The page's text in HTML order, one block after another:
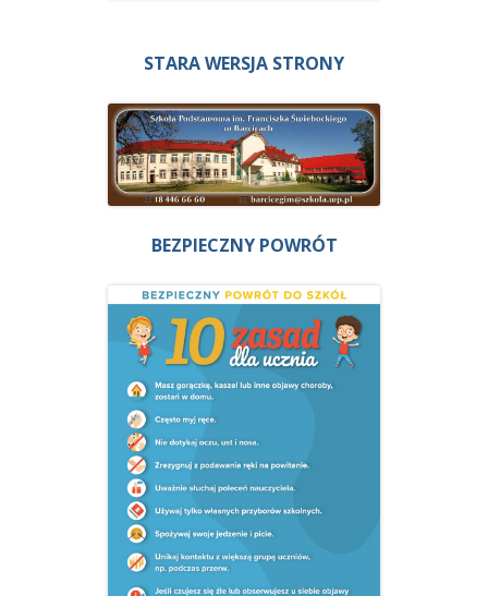
STARA WERSJA STRONY
BEZPIECZNY POWRÓT